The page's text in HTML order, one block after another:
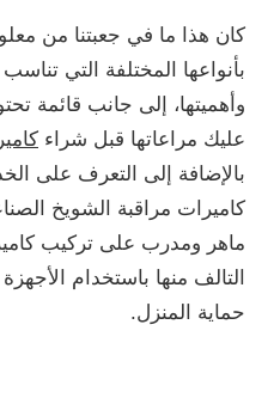
كان هذا ما في جعبتنا من
بأنواعها المختلفة التي
وأهميتها، إلى جانب قائمة
عليك مراعاتها قبل شراء
بالإضافة إلى التعرف على
كاميرات مراقبة الشويخ
ماهر ومدرب على تركيب
التالف منها باستخدام
حماية المنزل.